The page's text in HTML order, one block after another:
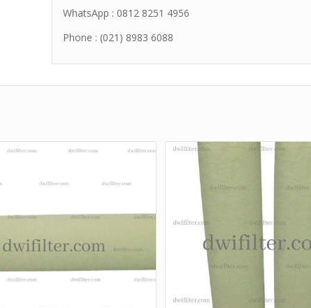
WhatsApp : 0812 8251 4956
Phone : (021) 8983 6088